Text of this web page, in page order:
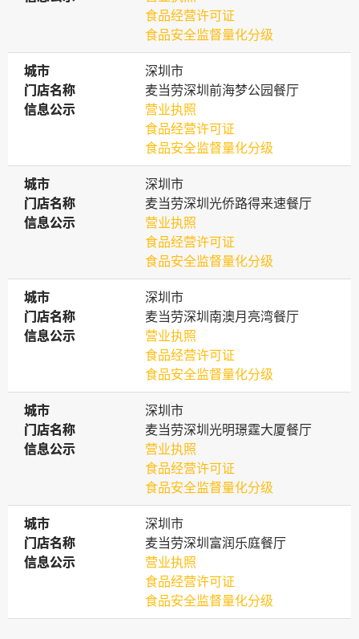
食品经营许可证
食品安全监督量化分级
城市
城市
深圳市
门店名称
门店名称
麦当劳深圳前海梦公园餐厅
信息公示
信息公示
营业执照
食品经营许可证
食品安全监督量化分级
城市
城市
深圳市
门店名称
门店名称
麦当劳深圳光侨路得来速餐厅
信息公示
信息公示
营业执照
食品经营许可证
食品安全监督量化分级
城市
城市
深圳市
门店名称
门店名称
麦当劳深圳南澳月亮湾餐厅
信息公示
信息公示
营业执照
食品经营许可证
食品安全监督量化分级
城市
城市
深圳市
门店名称
门店名称
麦当劳深圳光明璟霆大厦餐厅
信息公示
信息公示
营业执照
食品经营许可证
食品安全监督量化分级
城市
城市
深圳市
门店名称
门店名称
麦当劳深圳富润乐庭餐厅
信息公示
信息公示
营业执照
食品经营许可证
食品安全监督量化分级